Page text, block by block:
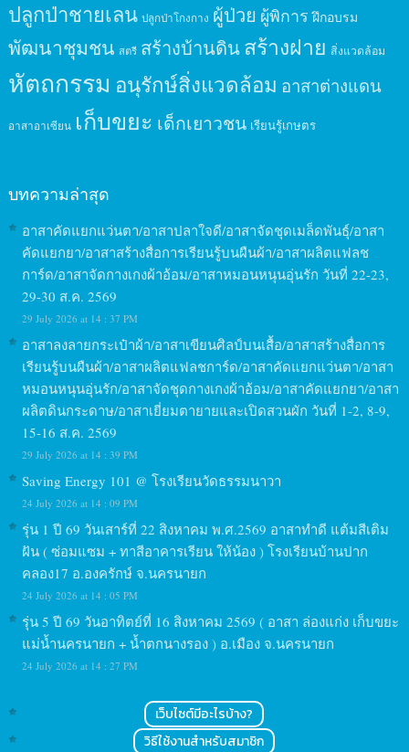
ปลูกป่าชายเลน ปลูกป่าโกงกาง ผู้ป่วย ผู้พิการ ฝึกอบรม
พัฒนาชุมชน สตรี สร้างบ้านดินสร้างฝาย สิ่งแวดล้อม
หัตถกรรม อนุรักษ์สิ่งแวดล้อม อาสาต่างแดน
อาสาอาเซียน เก็บขยะ เด็กเยาวชน เรียนรู้เกษตร
บทความล่าสุด
อาสาคัดแยกแว่นตา/อาสาปลาใจดี/อาสาจัดชุดเมล็ดพันธุ์/อาสา
คัดแยกยา/อาสาสร้างสื่อการเรียนรู้บนผืนผ้า/อาสาผลิตแฟลช
การ์ด/อาสาจัดกางเกงผ้าอ้อม/อาสาหมอนหนุนอุ่นรัก วันที่ 22-23,
29-30 ส.ค. 2569
29 July 2026 at 14 : 37 PM
อาสาลงลายกระเป๋าผ้า/อาสาเขียนศิลป์บนเสื้อ/อาสาสร้างสื่อการ
เรียนรู้บนผืนผ้า/อาสาผลิตแฟลชการ์ด/อาสาคัดแยกแว่นตา/อาสา
หมอนหนุนอุ่นรัก/อาสาจัดชุดกางเกงผ้าอ้อม/อาสาคัดแยกยา/อาสา
ผลิตดินกระดาษ/อาสาเยี่ยมตายายและเปิดสวนผัก วันที่ 1-2, 8-9,
15-16 ส.ค. 2569
29 July 2026 at 14 : 39 PM
Saving Energy 101 @ โรงเรียนวัดธรรมนาวา
24 July 2026 at 14 : 09 PM
รุ่น 1 ปี 69 วันเสาร์ที่ 22 สิงหาคม พ.ศ.2569 อาสาทำดี แต้มสีเติม
ฝัน ( ซ่อมแซม + ทาสีอาคารเรียน ให้น้อง ) โรงเรียนบ้านปาก
คลอง17 อ.องครักษ์ จ.นครนายก
24 July 2026 at 14 : 05 PM
รุ่น 5 ปี 69 วันอาทิตย์ที่ 16 สิงหาคม 2569 ( อาสา ล่องแก่ง เก็บขยะ
แม่น้ำนครนายก + น้ำตกนางรอง ) อ.เมือง จ.นครนายก
24 July 2026 at 14 : 27 PM
เว็บไซต์มีอะไรบ้าง?
วิธีใช้งานสำหรับสมาชิก